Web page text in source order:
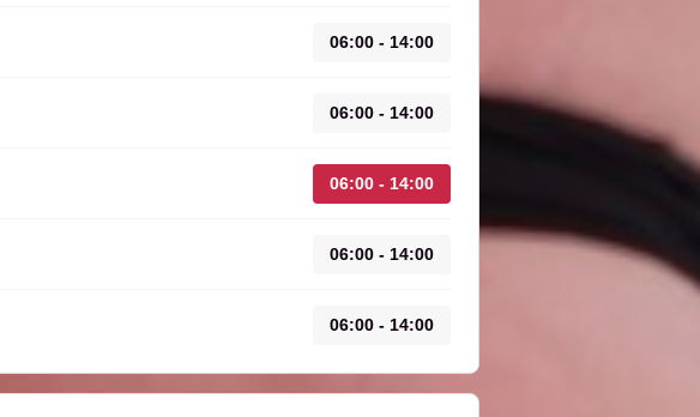
06:00 - 14:00
06:00 - 14:00
06:00 - 14:00
06:00 - 14:00
06:00 - 14:00